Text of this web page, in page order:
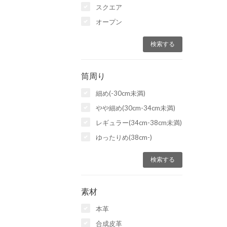
スクエア
オープン
筒周り
細め(-30cm未満)
やや細め(30cm-34cm未満)
レギュラー(34cm-38cm未満)
ゆったりめ(38cm-)
素材
本革
合成皮革